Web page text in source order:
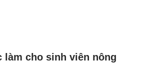
làm cho sinh viên nông